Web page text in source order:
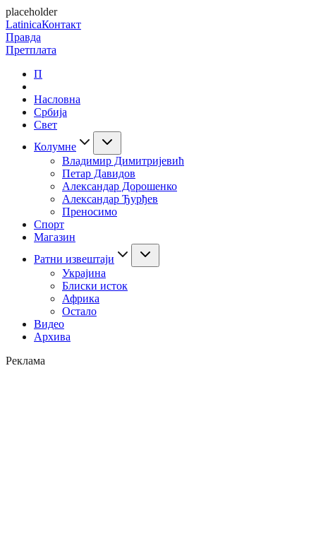
placeholder
LatinicaКонтакт
Правда
Претплата
П
Насловна
Србија
Свет
Колумне
Владимир Димитријевић
Петар Давидов
Александар Дорошенко
Александар Ђурђев
Преносимо
Спорт
Магазин
Ратни извештаји
Украјина
Блиски исток
Африка
Остало
Видео
Архива
Реклама